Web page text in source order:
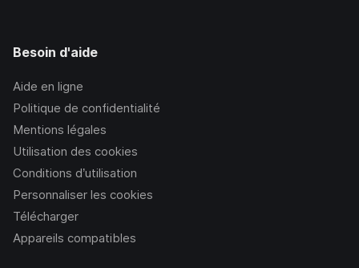
Besoin d'aide
Aide en ligne
Politique de confidentialité
Mentions légales
Utilisation des cookies
Conditions d’utilisation
Personnaliser les cookies
Télécharger
Appareils compatibles